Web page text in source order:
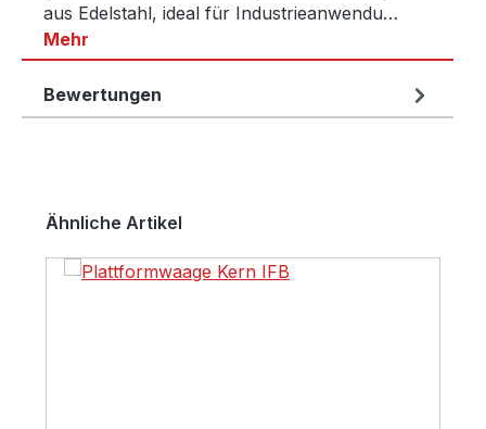
aus Edelstahl, ideal für Industrieanwendu…
Mehr
Bewertungen
Produktgalerie überspringen
Ähnliche Artikel